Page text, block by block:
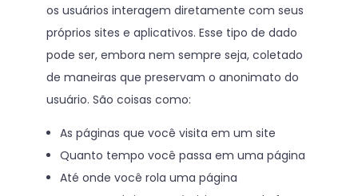
os usuários interagem diretamente com seus
próprios sites e aplicativos. Esse tipo de dado
pode ser, embora nem sempre seja, coletado
de maneiras que preservam o anonimato do
usuário. São coisas como:
As páginas que você visita em um site
Quanto tempo você passa em uma página
Até onde você rola uma página